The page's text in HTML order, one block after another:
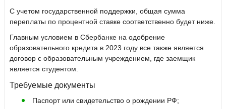
С учетом государственной поддержки, общая сумма
переплаты по процентной ставке соответственно будет ниже.
Главным условием в Сбербанке на одобрение
образовательного кредита в 2023 году все также является
договор с образовательным учреждением, где заемщик
является студентом.
Требуемые документы
Паспорт или свидетельство о рождении РФ;